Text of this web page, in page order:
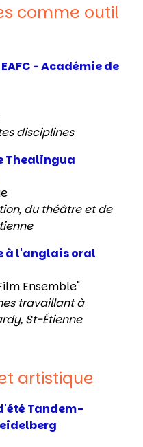
comme outil
- Académie de
disciplines
Thealingua
du théâtre et de
à l'anglais oral
Ensemble"
travaillant à
St-Étienne
artistique
Tandem-